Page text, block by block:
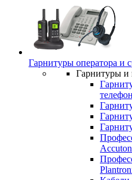
Гарнитуры оператора и
Гарнитуры и